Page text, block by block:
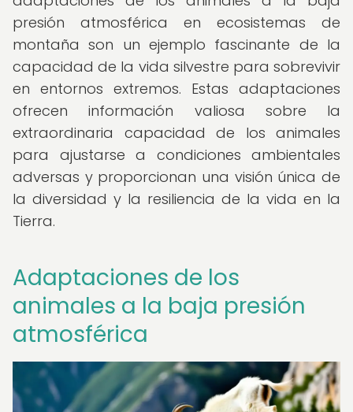
presión atmosférica en ecosistemas de
montaña son un ejemplo fascinante de la
capacidad de la vida silvestre para sobrevivir
en entornos extremos. Estas adaptaciones
ofrecen información valiosa sobre la
extraordinaria capacidad de los animales
para ajustarse a condiciones ambientales
adversas y proporcionan una visión única de
la diversidad y la resiliencia de la vida en la
Tierra.
Adaptaciones de los
animales a la baja presión
atmosférica